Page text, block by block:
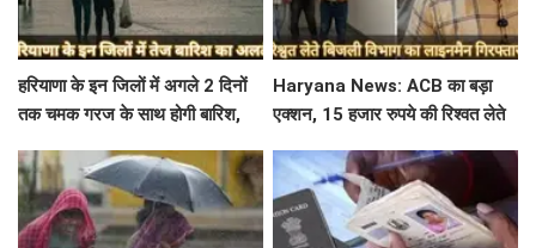
हरियाणा के इन जिलों में अगले 2 दिनों
तक चमक गरज के साथ होगी बारिश,
Haryana News: ACB का बड़ा
एक्शन, 15 हजार रुपये की रिश्वत लेते